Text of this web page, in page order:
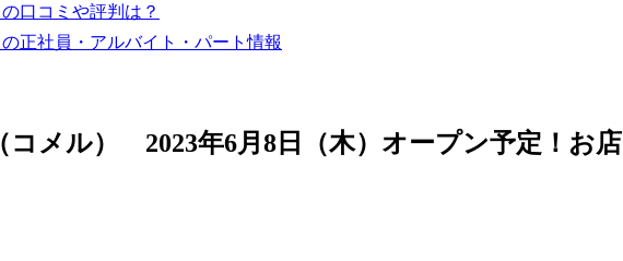
口コミや評判は？
正社員・アルバイト・パート情報
コメル） 2023年6月8日（木）オープン予定！お店